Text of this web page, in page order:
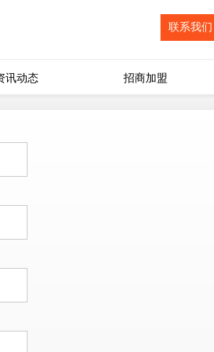
联系我们
讯动态 招商加盟